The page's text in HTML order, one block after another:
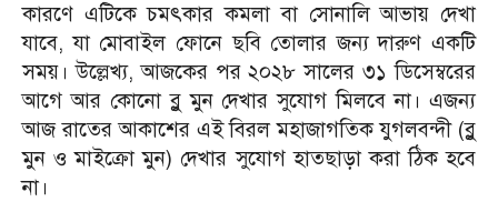
কারণে এটিকে চমৎকার কমলা বা সোনালি আভায় দেখা
যাবে, যা মোবাইল ফোনে ছবি তোলার জন্য দারুণ একটি
সময়।উল্লেখ্য, আজকের পর ২০২৮ সালের ৩১ ডিসেম্বরের
আগে আর কোনো ব্লু মুন দেখার সুযোগ মিলবে না। এজন্য
আজ রাতের আকাশের এই বিরল মহাজাগতিক যুগলবন্দী (ব্লু
মুন ও মাইক্রো মুন) দেখার সুযোগ হাতছাড়া করা ঠিক হবে
না।